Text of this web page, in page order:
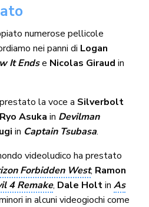
numerose pellicole
nei panni di Logan
It Endse Nicolas Giraud in
la voce a Silverbolt
Ryo Asuka in Devilman
in Captain Tsubasa.
videoludico ha prestato
Forbidden West, Ramon
4 Remake, Dale HoltinAs
in alcuni videogiochi come